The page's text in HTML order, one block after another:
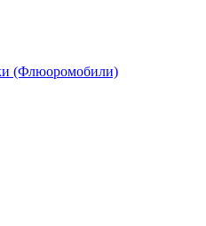
(Флюоромобили)